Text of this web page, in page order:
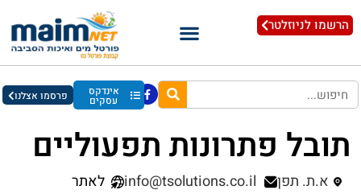
הרשמו לניוזלטר
אינדקס
עסקים פרסמו אצלנו
תובל פתרונות תפעוליים
א.ת. תפן info@tsolutions.co.il לאתר